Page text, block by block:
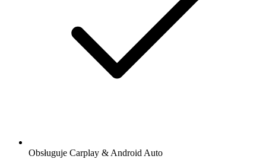
Obsługuje Carplay & Android Auto